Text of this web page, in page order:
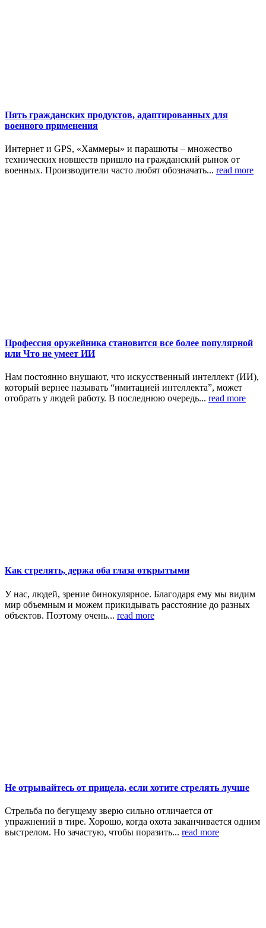
Пять гражданских продуктов, адаптированных для
военного применения
Интернет и GPS, «Хаммеры» и парашюты – множество
технических новшеств пришло на гражданский рынок от
военных. Производители часто любят обозначать... read more
Профессия оружейника становится все более популярной
или Что не умеет ИИ
Нам постоянно внушают, что искусственный интеллект (ИИ),
который вернее называть “имитацией интеллекта”, может
отобрать у людей работу. В последнюю очередь... read more
Как стрелять, держа оба глаза открытыми
У нас, людей, зрение бинокулярное. Благодаря ему мы видим
мир объемным и можем прикидывать расстояние до разных
объектов. Поэтому очень... read more
Не отрывайтесь от прицела, если хотите стрелять лучше
Стрельба по бегущему зверю сильно отличается от
упражнений в тире. Хорошо, когда охота заканчивается одним
выстрелом. Но зачастую, чтобы поразить... read more